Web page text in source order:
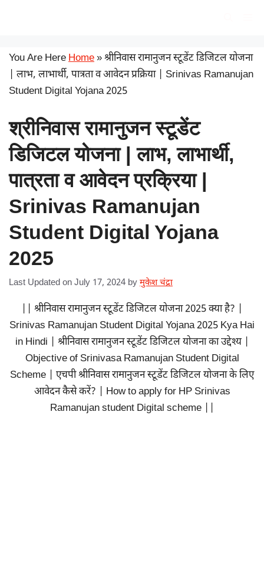
You Are HereHome»श्रीनिवास रामानुजन स्टूडेंट डिजिटल योजना
| लाभ, लाभार्थी, पात्रता व आवेदन प्रक्रिया | Srinivas Ramanujan
Student Digital Yojana 2025
श्रीनिवास रामानुजन स्टूडेंट
डिजिटल योजना | लाभ, लाभार्थी,
पात्रता व आवेदन प्रक्रिया |
Srinivas Ramanujan
Student Digital Yojana
2025
Last Updated on July 17, 2024 by मुकेश चंद्रा
|| श्रीनिवास रामानुजन स्टूडेंट डिजिटल योजना 2025 क्या है? |
Srinivas Ramanujan Student Digital Yojana 2025 Kya Hai
in Hindi | श्रीनिवास रामानुजन स्टूडेंट डिजिटल योजना का उद्देश्य |
Objective of Srinivasa Ramanujan Student Digital
Scheme | एचपी श्रीनिवास रामानुजन स्टूडेंट डिजिटल योजना के लिए
आवेदन कैसे करें? | How to apply for HP Srinivas
Ramanujan student Digital scheme ||